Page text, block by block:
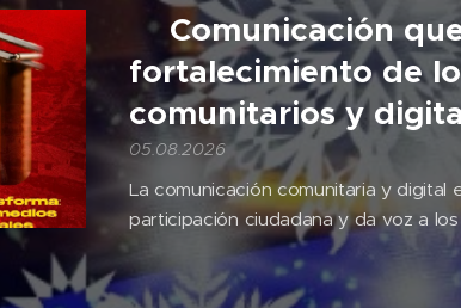
🎙️Comunicación
fortalecimiento de
comunitarios y
05.08.2026
La comunicación comunitaria y
participación ciudadana y da voz a